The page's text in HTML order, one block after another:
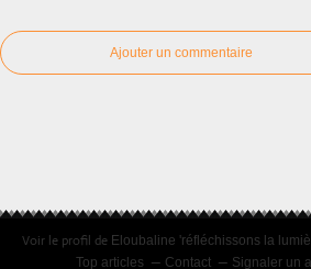
Ajouter un commentaire
Voir le profil de Eloubaline 'réfléchissons la
Top articles Contact Signaler un